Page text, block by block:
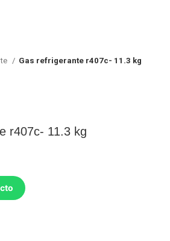
Gas refrigerante r407c- 11.3 kg
r407c- 11.3 kg